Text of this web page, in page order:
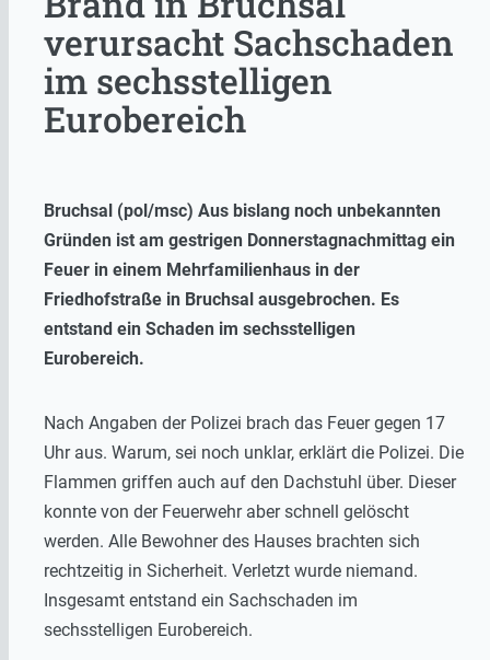
verursacht Sachschaden
im sechsstelligen
Eurobereich
Bruchsal (pol/msc) Aus bislang noch unbekannten
Gründen ist am gestrigen Donnerstagnachmittag ein
Feuer in einem Mehrfamilienhaus in der
Friedhofstraße in Bruchsal ausgebrochen. Es
entstand ein Schaden im sechsstelligen
Eurobereich.
Nach Angaben der Polizei brach das Feuer gegen 17
Uhr aus. Warum, sei noch unklar, erklärt die Polizei. Die
Flammen griffen auch auf den Dachstuhl über. Dieser
konnte von der Feuerwehr aber schnell gelöscht
werden. Alle Bewohner des Hauses brachten sich
rechtzeitig in Sicherheit. Verletzt wurde niemand.
Insgesamt entstand ein Sachschaden im
sechsstelligen Eurobereich.